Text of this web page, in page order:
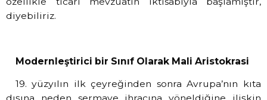
diyebiliriz.
Modernleştirici bir Sınıf Olarak Mali Aristokrasi
19. yüzyılın ilk çeyreğinden sonra Avrupa’nın kıta